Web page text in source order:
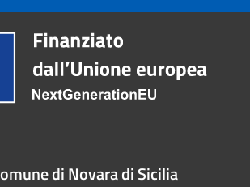
di Novara di Sicilia